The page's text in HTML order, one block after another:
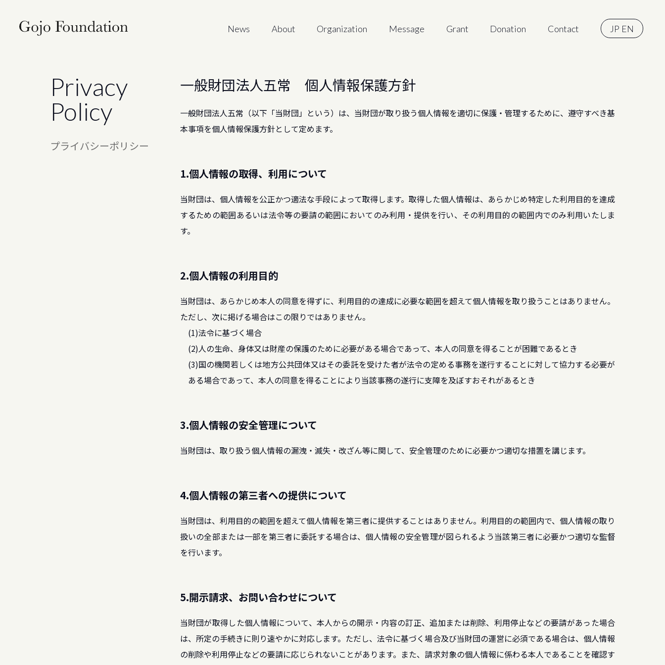
News About Organization Message Grant Donation Contact JP EN
Privacy
Policy
プライバシーポリシー
一般財団法人五常 個人情報保護方針
一般財団法人五常（以下「当財団」という）は、当財団が取り扱う個人情報を適切に保護・管理するために、遵守すべき基
本事項を個人情報保護方針として定めます。
1.個人情報の取得、利用について
当財団は、個人情報を公正かつ適法な手段によって取得します。取得した個人情報は、あらかじめ特定した利用目的を達成
するための範囲あるいは法令等の要請の範囲においてのみ利用・提供を行い、その利用目的の範囲内でのみ利用いたしま
す。
2.個人情報の利用目的
当財団は、あらかじめ本人の同意を得ずに、利用目的の達成に必要な範囲を超えて個人情報を取り扱うことはありません。
ただし、次に掲げる場合はこの限りではありません。
(1)法令に基づく場合
(2)人の生命、身体又は財産の保護のために必要がある場合であって、本人の同意を得ることが困難であるとき
(3)国の機関若しくは地方公共団体又はその委託を受けた者が法令の定める事務を遂行することに対して協力する必要が
ある場合であって、本人の同意を得ることにより当該事務の遂行に支障を及ぼすおそれがあるとき
3.個人情報の安全管理について
当財団は、取り扱う個人情報の漏洩・滅失・改ざん等に関して、安全管理のために必要かつ適切な措置を講じます。
4.個人情報の第三者への提供について
当財団は、利用目的の範囲を超えて個人情報を第三者に提供することはありません。利用目的の範囲内で、個人情報の取り
扱いの全部または一部を第三者に委託する場合は、個人情報の安全管理が図られるよう当該第三者に必要かつ適切な監督
を行います。
5.開示請求、お問い合わせについて
当財団が取得した個人情報について、本人からの開示・内容の訂正、追加または削除、利用停止などの要請があった場合
は、所定の手続きに則り速やかに対応します。ただし、法令に基づく場合及び当財団の運営に必須である場合は、個人情報
の削除や利用停止などの要請に応じられないことがあります。また、請求対象の個人情報に係わる本人であることを確認す